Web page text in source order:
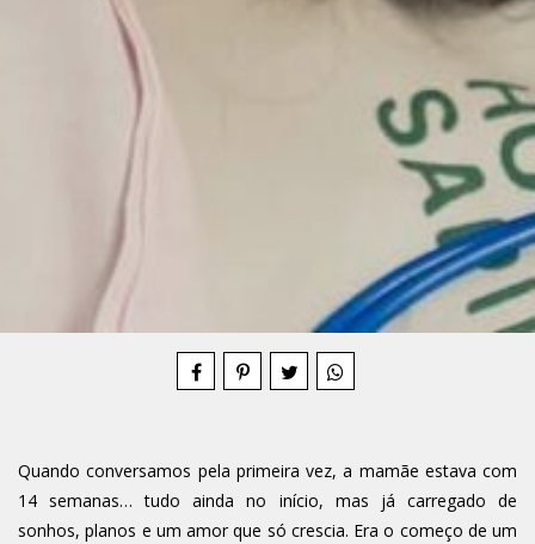
Quando conversamos pela primeira vez, a mamãe estava com
14 semanas… tudo ainda no início, mas já carregado de
sonhos, planos e um amor que só crescia. Era o começo de um